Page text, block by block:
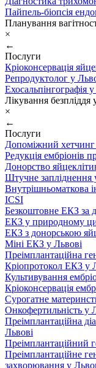
Пайпель-біопсія
Планування
×
←
Послуги
Кріоконсервація
Репродуктолог у
Ехосальпінгографія
Лікування безпліддя
×
←
Послуги
Допоміжний хетчинг
Редукція ембріонів
Донорство
Штучне запліднення
Внутрішньоматкова
ICSI
Безкоштовне ЕКЗ за
ЕКЗ у природному
ЕКЗ з донорською
Міні ЕКЗ у Львові
Преімплантаційна
Кріопротокол ЕКЗ у
Культивування
Кріоконсервація
Сурогатне
Онкофертильність у
Преімплантаційна
Львові
Преімплантаційний
Преімплантаційне
захворювання у